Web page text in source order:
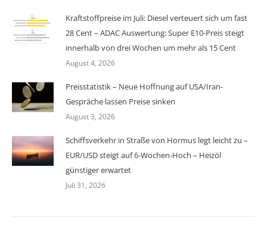
Kraftstoffpreise im Juli: Diesel verteuert sich um fast
28 Cent – ADAC Auswertung: Super E10-Preis steigt
innerhalb von drei Wochen um mehr als 15 Cent
August 4, 2026
Preisstatistik – Neue Hoffnung auf USA/Iran-
Gespräche lassen Preise sinken
August 3, 2026
Schiffsverkehr in Straße von Hormus legt leicht zu –
EUR/USD steigt auf 6-Wochen-Hoch – Heizöl
günstiger erwartet
Juli 31, 2026